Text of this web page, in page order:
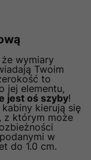
wymiary
Twoim
to
jej elementu,
jest oś szyby!
kierują się
z którym może
w
do 1.0 cm.